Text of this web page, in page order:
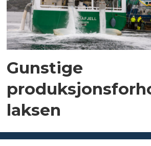
Gunstige
laksen